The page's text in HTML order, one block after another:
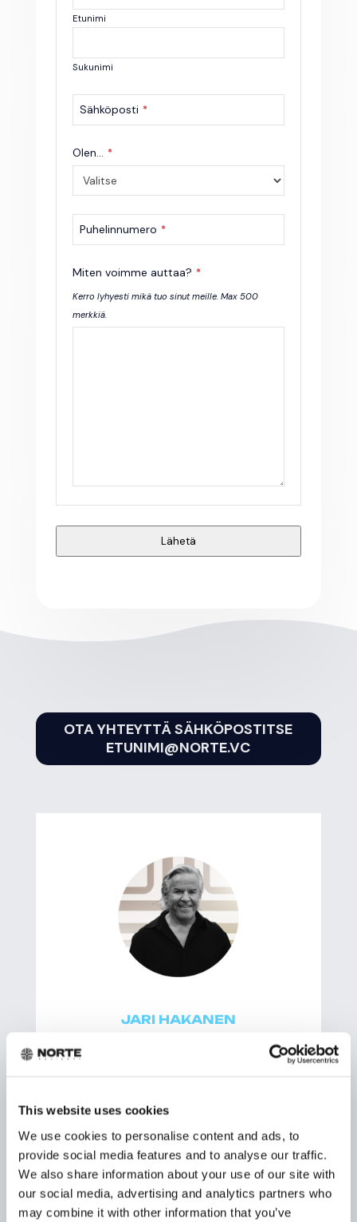
This website uses cookies
We use cookies to personalise content and ads, to
provide social media features and to analyse our traffic.
We also share information about your use of our site with
our social media, advertising and analytics partners who
may combine it with other information that you’ve
Etunimi
Sukunimi
Sähköposti *
Olen... *
Puhelinnumero *
Miten voimme auttaa? *
Kerro lyhyesti mikä tuo sinut meille. Max 500
merkkiä.
Lähetä
OTA YHTEYTTÄ SÄHKÖPOSTITSE
ETUNIMI@NORTE.VC
JARI HAKANEN
+358 40 055 5033
etunimi@norte.vc
VARAA AIKA